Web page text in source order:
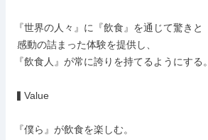
『世界の人々』に『飲食』を通じて驚きと
『飲食人』が常に誇りを持てるようにする。
▍Value
『僕ら』が飲食を楽しむ。